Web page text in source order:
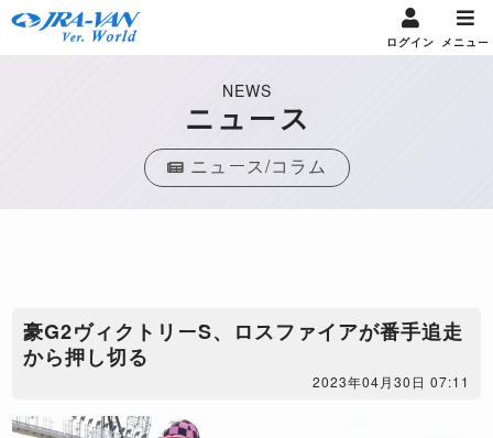
ログイン メニュー
NEWS
ニュース
ニュース/コラム
豪G2ヴィクトリーS、ロスファイアが番手追走
から押し切る
2023年04月30日 07:11